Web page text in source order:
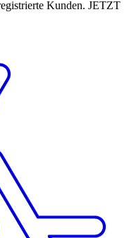
Kunden. JETZT